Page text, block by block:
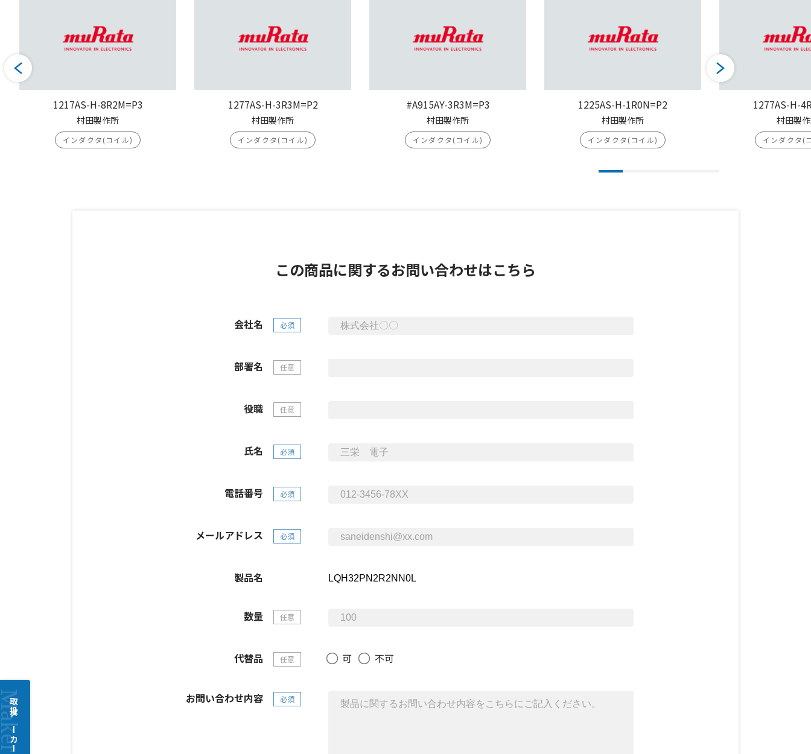
1217AS-H-8R2M=P3
村田製作所
インダクタ(コイル)
1277AS-H-3R3M=P2
村田製作所
インダクタ(コイル)
#A915AY-3R3M=P3
村田製作所
インダクタ(コイル)
1225AS-H-1R0N=P2
村田製作所
インダクタ(コイル)
1277AS-H-
村田製
インダクタ(
この商品に関するお問い合わせはこちら
会社名 必須
部署名 任意
役職 任意
氏名 必須
電話番号 必須
メールアドレス 必須
製品名
数量 任意
代替品 任意 可 不可
お問い合わせ内容 必須
取扱メーカー